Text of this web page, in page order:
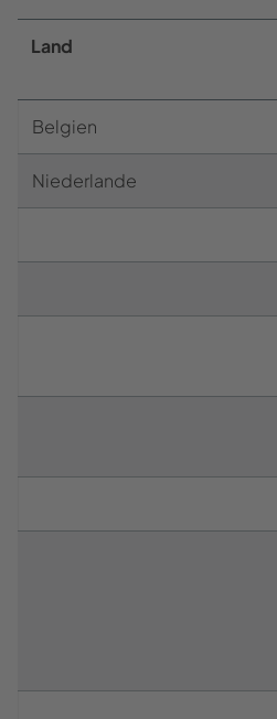
Land
Bel­gi­en
Nie­der­lan­de